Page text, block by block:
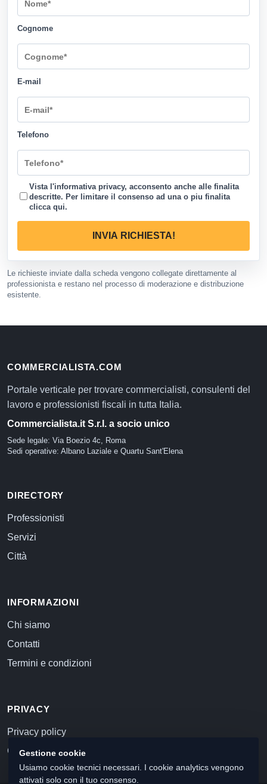
Cognome
E-mail
Telefono
Vista l'informativa privacy, acconsento anche alle finalita
descritte. Per limitare il consenso ad una o piu finalita
clicca qui.
INVIA RICHIESTA!
Le richieste inviate dalla scheda vengono collegate direttamente al
professionista e restano nel processo di moderazione e distribuzione
esistente.
COMMERCIALISTA.COM
Portale verticale per trovare commercialisti, consulenti del
lavoro e professionisti fiscali in tutta Italia.
Commercialista.it S.r.l. a socio unico
Sede legale: Via Boezio 4c, Roma
Sedi operative: Albano Laziale e Quartu Sant'Elena
DIRECTORY
Professionisti
Servizi
Città
INFORMAZIONI
Chi siamo
Contatti
Termini e condizioni
PRIVACY
Privacy policy
Cookie policy
Gestione cookie
Usiamo cookie tecnici necessari. I cookie analytics vengono
attivati solo con il tuo consenso.